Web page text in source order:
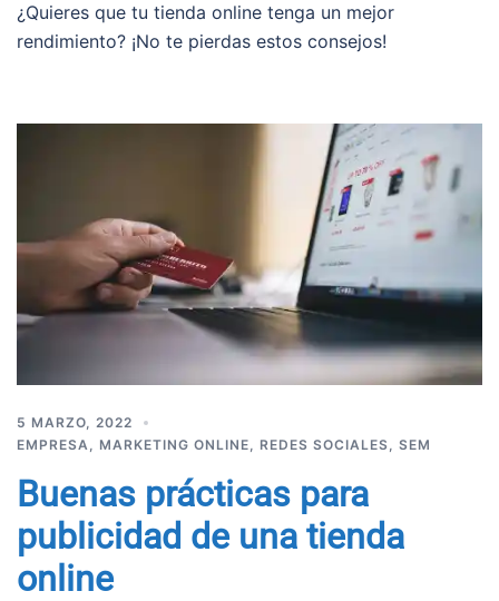
¿Quieres que tu tienda online tenga un mejor
rendimiento? ¡No te pierdas estos consejos!
5 MARZO, 2022
EMPRESA
MARKETING ONLINE REDES SOCIALES SEM
Buenas prácticas para
publicidad de una tienda
online